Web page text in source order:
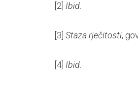
[2] Ibid
[3] Staza rječitosti,
[4] Ibid